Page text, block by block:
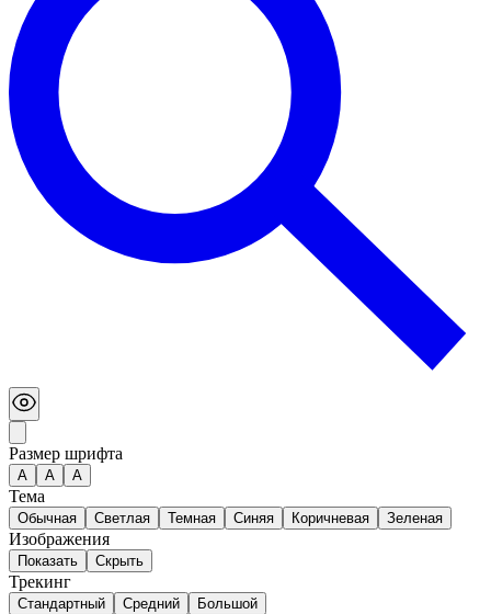
Размер шрифта
А A A
Тема
Обычная Светлая Темная Синяя Коричневая Зеленая
Изображения
Показать Скрыть
Трекинг
Стандартный Средний Большой